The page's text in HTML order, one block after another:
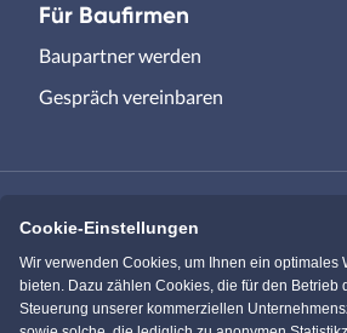
Für Baufirmen
Baupartner werden
Gespräch vereinbaren
Immowelt.de
Massivhaus.de
Cookie-Einstellungen
Wir verwenden Cookies, um Ihnen ein optimales
bieten. Dazu zählen Cookies, die für den Betrieb
Steuerung unserer kommerziellen